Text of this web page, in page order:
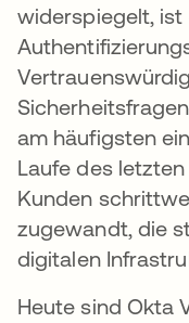
widerspiegelt,
am häufigsten
Laufe des
Kunden
zugewandt, die
digitalen
Heute sind Okta